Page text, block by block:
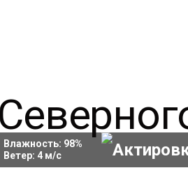
Влажность: 98%
Ветер: 4м/с